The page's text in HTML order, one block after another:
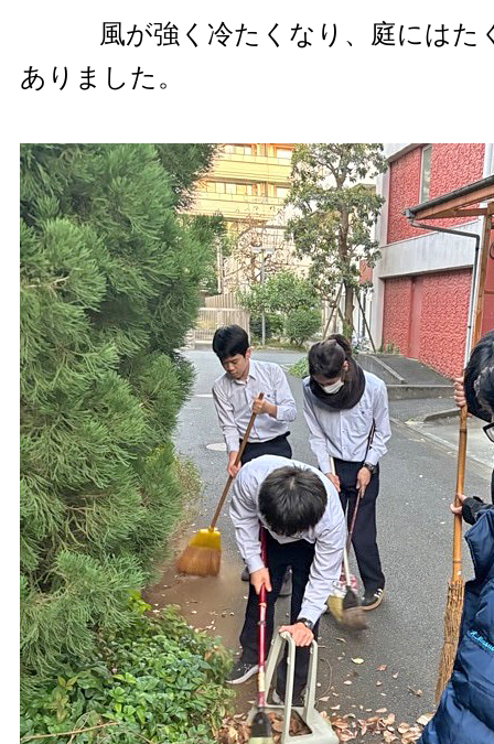
風が強く冷たくなり、庭にはた
ありました。